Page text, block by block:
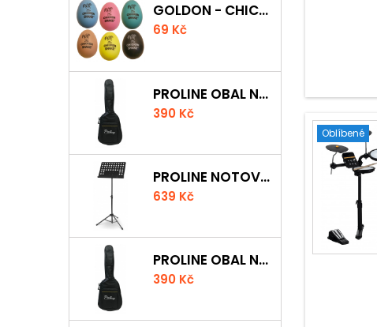
GOLDON - CHICKEN SHAKER
69 Kč
PROLINE OBAL NA AKUSTICKOU KYTARU S 5 MM POLSTROVÁNÍM
390 Kč
PROLINE NOTOVÝ PULT ODLEHČENÝ
639 Kč
PROLINE OBAL NA KLASICKOU KYTARU S 5 MM POLSTROVÁNÍM
390 Kč
Oblíbené